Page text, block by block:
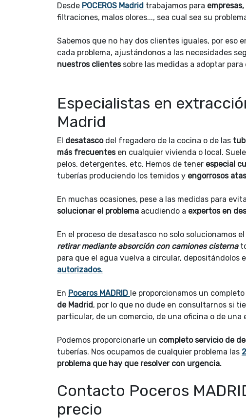
Desde POCEROS Madrid trabajamos para
filtraciones, malos olores..., sea cual sea su
Sabemos que no hay dos clientes iguales, por eso
cada problema, ajustándonos a las necesidades
nuestros clientessobre las medidas a adoptar
Especialistas en
Madrid
El desatascodel fregadero de la cocina o de las
más frecuentesen cualquier vivienda o local.
pelos, detergentes, etc. Hemos de tener especial
tuberías produciendo los temidos y engorrosos
En muchas ocasiones, pese a las medidas para
solucionar el problema acudiendo a expertos en
En el proceso de desatasco no solo solucionamos
retirar mediante absorción con camiones cisterna
para que el agua vuelva a circular, depositándolos
autorizados.
En Poceros MADRID le proporcionamos un
de Madrid, por lo que no dude en consultarnos si
particular, de un comercio, de una oficina o de una
Podemos proporcionarle un completo servicio de
tuberías. Nos ocupamos de cualquier problema las
problema que hay que resolver con urgencia.
Contacto Poceros
precio